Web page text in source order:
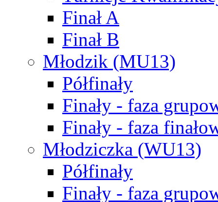
Finał A
Finał B
Młodzik (MU13)
Półfinały
Finały - faza
Finały - faza
Młodziczka (WU13)
Półfinały
Finały - faza